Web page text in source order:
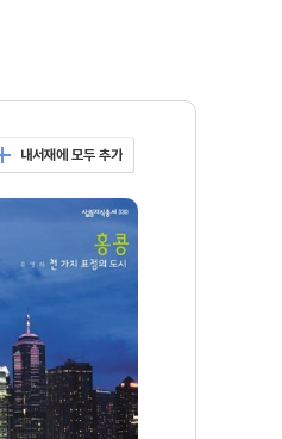
내서재에 모두 추가